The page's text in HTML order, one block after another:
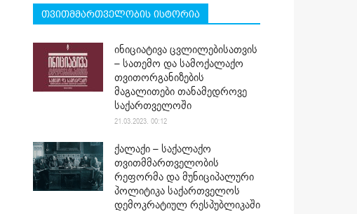
თვითმმართველობის ისტორია
ინიციატივა ცვლილებისათვის
– სათემო და სამოქალაქო
თვითორგანიზების
მაგალითები თანამედროვე
საქართველოში
21.03.2023. 00:12
ქალაქი – საქალაქო
თვითმმართველობის
რეფორმა და მუნიციპალური
პოლიტიკა საქართველოს
დემოკრატიულ რესპუბლიკაში